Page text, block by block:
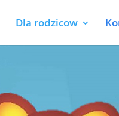
Dla rodzicow